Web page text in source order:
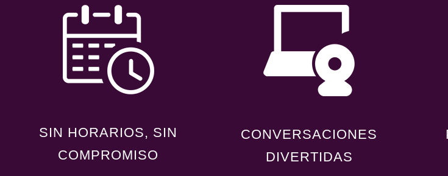
SIN HORARIOS, SIN
COMPROMISO
CONVERSACIONES
DIVERTIDAS